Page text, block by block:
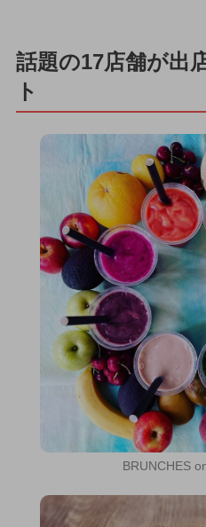
話題の17店舗が出
ト
BRUNCHES